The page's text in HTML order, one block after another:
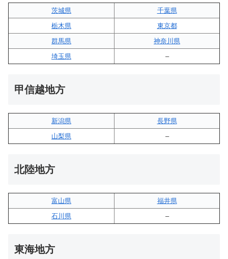
茨城県
千葉県
栃木県
東京都
群馬県
神奈川県
埼玉県
–
甲信越地方
新潟県
長野県
山梨県
–
北陸地方
富山県
福井県
石川県
–
東海地方